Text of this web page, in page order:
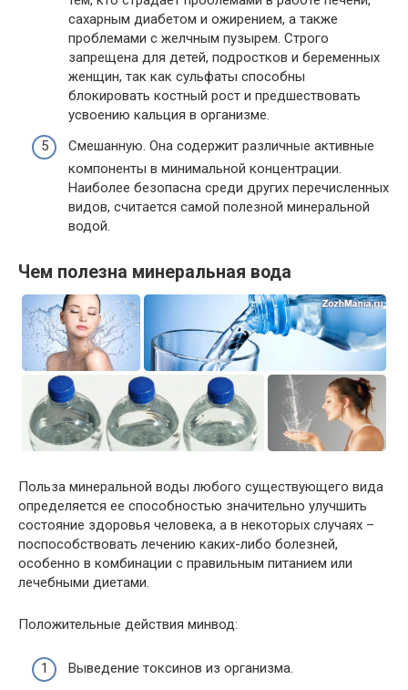
сахарным диабетом и ожирением, а также
проблемами с желчным пузырем. Строго
запрещена для детей, подростков и беременных
женщин, так как сульфаты способны
блокировать костный рост и предшествовать
усвоению кальция в организме.
Смешанную. Она содержит различные активные
компоненты в минимальной концентрации.
Наиболее безопасна среди других перечисленных
видов, считается самой полезной минеральной
водой.
Чем полезна минеральная вода
Польза минеральной воды любого существующего вида
определяется ее способностью значительно улучшить
состояние здоровья человека, а в некоторых случаях –
поспособствовать лечению каких-либо болезней,
особенно в комбинации с правильным питанием или
лечебными диетами.
Положительные действия минвод:
Выведение токсинов из организма.